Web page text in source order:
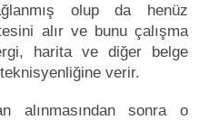
olup da henüz
alır ve bunu çalışma
harita ve diğer belge
verir.
alınmasından sonra o